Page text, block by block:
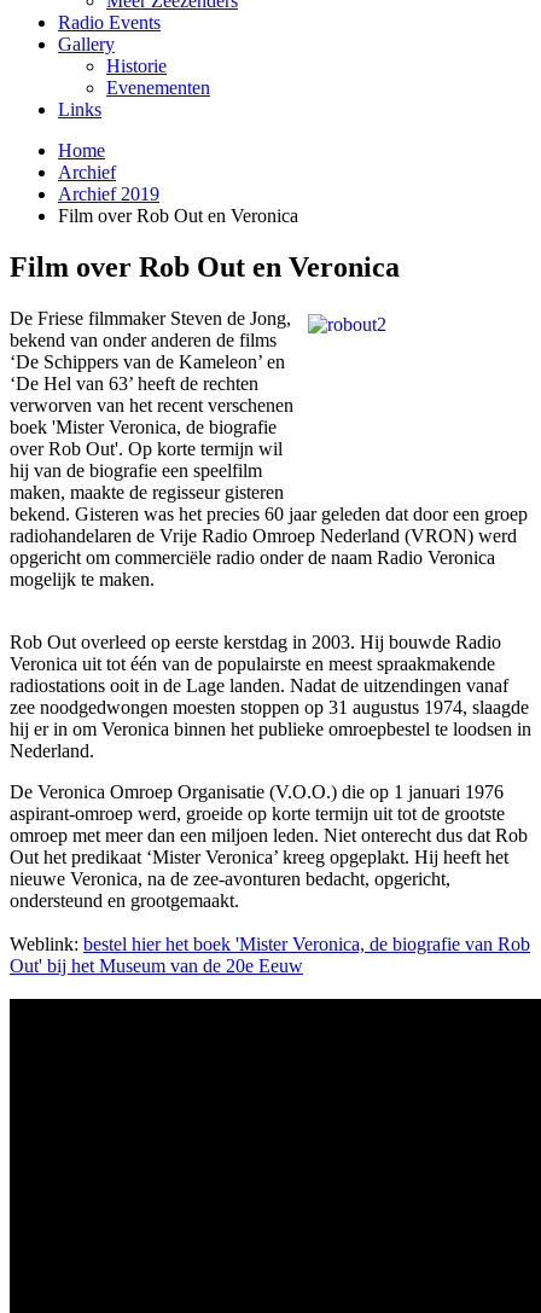
Radio Events
Gallery
Historie
Evenementen
Links
Home
Archief
Archief 2019
Film over Rob Out en Veronica
Film over Rob Out en Veronica
De Friese filmmaker Steven de Jong,
bekend van onder anderen de films
‘De Schippers van de Kameleon’ en
‘De Hel van 63’ heeft de rechten
verworven van het recent verschenen
boek 'Mister Veronica, de biografie
over Rob Out'. Op korte termijn wil
hij van de biografie een speelfilm
maken, maakte de regisseur gisteren
bekend. Gisteren was het precies 60 jaar geleden dat door een groep
radiohandelaren de Vrije Radio Omroep Nederland (VRON) werd
opgericht om commerciële radio onder de naam Radio Veronica
mogelijk te maken.
Rob Out overleed op eerste kerstdag in 2003. Hij bouwde Radio
Veronica uit tot één van de populairste en meest spraakmakende
radiostations ooit in de Lage landen. Nadat de uitzendingen vanaf
zee noodgedwongen moesten stoppen op 31 augustus 1974, slaagde
hij er in om Veronica binnen het publieke omroepbestel te loodsen in
Nederland.
De Veronica Omroep Organisatie (V.O.O.) die op 1 januari 1976
aspirant-omroep werd, groeide op korte termijn uit tot de grootste
omroep met meer dan een miljoen leden. Niet onterecht dus dat Rob
Out het predikaat ‘Mister Veronica’ kreeg opgeplakt. Hij heeft het
nieuwe Veronica, na de zee-avonturen bedacht, opgericht,
ondersteund en grootgemaakt.
Weblink: bestel hier het boek 'Mister Veronica, de biografie van Rob
Out' bij het Museum van de 20e Eeuw